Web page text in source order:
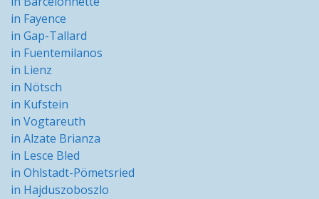
in Fayence
in Gap-Tallard
in Fuentemilanos
in Lienz
in Nötsch
in Kufstein
in Vogtareuth
in Alzate Brianza
in Lesce Bled
in Ohlstadt-Pömetsried
in Hajduszoboszlo